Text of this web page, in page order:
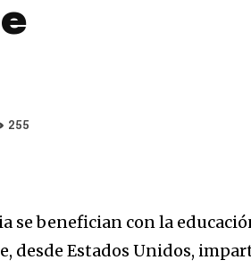
255
se benefician con la
desde Estados Unidos,